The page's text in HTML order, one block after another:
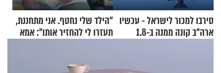
סירבו למכור לישראל - עכשיו
ארה"ב קונה ממנה ב-1.8
"הילד שלי נחטף. אני מתחננת,
תעזרו לי להחזיר אותו": אמא